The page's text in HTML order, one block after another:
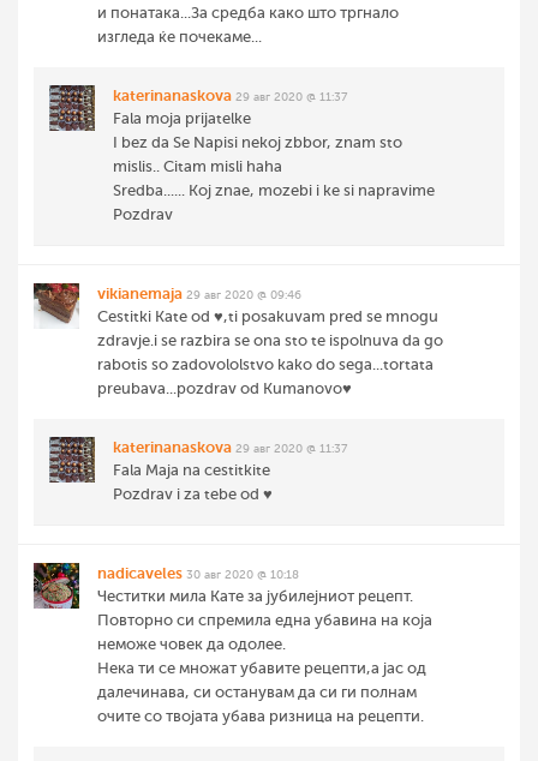
и понатака...За средба како што тргнало
изгледа ќе почекаме...
katerinanaskova 29 авг 2020 @ 11:37
Fala moja prijatelke
I bez da Se Napisi nekoj zbbor, znam sto
mislis.. Citam misli haha
Sredba...... Koj znae, mozebi i ke si napravime
Pozdrav
vikianemaja 29 авг 2020 @ 09:46
Cestitki Kate od ♥️,ti posakuvam pred se mnogu
zdravje.i se razbira se ona sto te ispolnuva da go
rabotis so zadovololstvo kako do sega...tortata
preubava...pozdrav od Kumanovo♥️
katerinanaskova 29 авг 2020 @ 11:37
Fala Maja na cestitkite
Pozdrav i za tebe od ♥️
nadicaveles 30 авг 2020 @ 10:18
Честитки мила Кате за јубилејниот рецепт.
Повторно си спремила една убавина на која
неможе човек да одолее.
Нека ти се множат убавите рецепти,а јас од
далечинава, си останувам да си ги полнам
очите со твојата убава ризница на рецепти.